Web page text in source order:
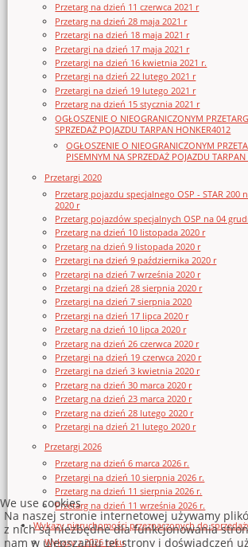
Przetarg na dzień 11 czerwca 2021 r
Przetarg na dzień 28 maja 2021 r
Przetargi na dzień 18 maja 2021 r
Przetargi na dzień 17 maja 2021 r
Przetargi na dzień 16 kwietnia 2021 r.
Przetargi na dzień 22 lutego 2021 r
Przetargi na dzień 19 lutego 2021 r
Przetarg na dzień 15 stycznia 2021 r
OGŁOSZENIE O NIEOGRANICZONYM
SPRZEDAŻ POJAZDU TARPAN HONKER4012
OGŁOSZENIE O NIEOGRANICZONYM
PISEMNYM NA SPRZEDAŻ POJAZDU
Przetargi 2020
Przetarg pojazdu specjalnego OSP - STAR 200
2020 r
Przetarg pojazdów specjalnych OSP na 04
Przetarg na dzień 10 listopada 2020 r
Przetarg na dzień 9 listopada 2020 r
Przetargi na dzień 9 października 2020 r
Przetargi na dzień 7 września 2020 r
Przetargi na dzień 28 sierpnia 2020 r
Przetargi na dzień 7 sierpnia 2020
Przetargi na dzień 17 lipca 2020 r
Przetarg na dzień 10 lipca 2020 r
Przetarg na dzień 26 czerwca 2020 r
Przetargi na dzień 19 czerwca 2020 r
Przetargi na dzień 3 kwietnia 2020 r
Przetarg na dzień 30 marca 2020 r
Przetarg na dzień 23 marca 2020 r
Przetarg na dzień 28 lutego 2020 r
Przetargi na dzień 21 lutego 2020 r
Przetargi 2026
Przetarg na dzień 6 marca 2026 r.
Przetargi na dzień 10 sierpnia 2026 r.
Przetarg na dzień 11 sierpnia 2026 r.
Przetarg na dzień 11 września 2026 r.
Wykazy nieruchomości przeznaczonych do
Wykazy z 2026 roku
We use cookies
Na naszej stronie internetowej używamy
z nich są niezbędne dla funkcjonowania
nam w ulepszaniu tej strony i doświadczeń